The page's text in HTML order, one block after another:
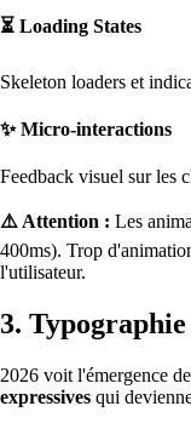
⏳ Loading States
Skeleton loaders et
✨ Micro-interactions
Feedback visuel sur les
⚠️ Attention : Les
400ms). Trop
l'utilisateur.
3.
2026 voit l'émergence
expressives qui